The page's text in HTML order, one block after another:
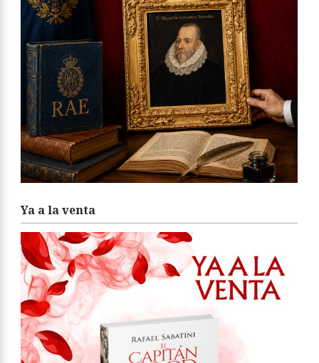
Ya a la venta